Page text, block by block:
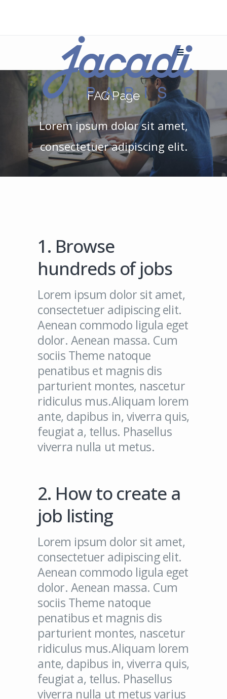
FAQ Page
Lorem ipsum dolor sit amet,
consectetuer adipiscing elit.
1. Browse
hundreds of jobs
Lorem ipsum dolor sit amet,
consectetuer adipiscing elit.
Aenean commodo ligula eget
dolor. Aenean massa. Cum
sociis Theme natoque
penatibus et magnis dis
parturient montes, nascetur
ridiculus mus.Aliquam lorem
ante, dapibus in, viverra quis,
feugiat a, tellus. Phasellus
viverra nulla ut metus.
2. How to create a
job listing
Lorem ipsum dolor sit amet,
consectetuer adipiscing elit.
Aenean commodo ligula eget
dolor. Aenean massa. Cum
sociis Theme natoque
penatibus et magnis dis
parturient montes, nascetur
ridiculus mus.Aliquam lorem
ante, dapibus in, viverra quis,
feugiat a, tellus. Phasellus
viverra nulla ut metus varius